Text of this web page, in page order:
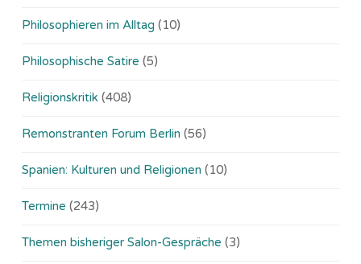
Philosophieren im Alltag (10)
Philosophische Satire (5)
Religionskritik (408)
Remonstranten Forum Berlin (56)
Spanien: Kulturen und Religionen (10)
Termine (243)
Themen bisheriger Salon-Gespräche (3)